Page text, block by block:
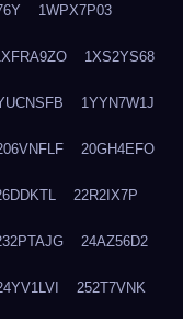
1WPX7P03
1XS2YS68
1YYN7W1J
20GH4EFO
22R2IX7P
24AZ56D2
252T7VNK